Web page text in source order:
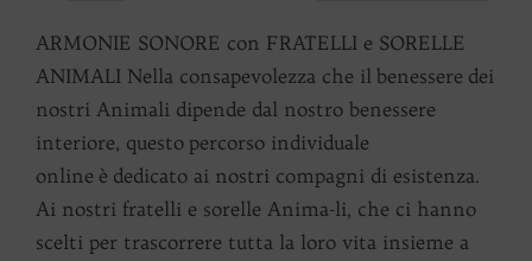
ARMONIE SONORE con FRATELLI e SORELLE
ANIMALI Nella consapevolezza che il benessere dei
nostri Animali dipende dal nostro benessere
interiore, questo percorso individuale
online è dedicato ai nostri compagni di esistenza.
Ai nostri fratelli e sorelle Anima-li, che ci hanno
scelti per trascorrere tutta la loro vita insieme a